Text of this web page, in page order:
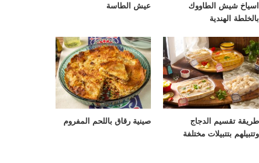
اسياخ شيش الطاووك
بالخلطة الهندية
عيش الطاسة
طريقة تقسيم الدجاج
وتتبيلهم بتتبيلات مختلفة
صينية رقاق باللحم المفروم